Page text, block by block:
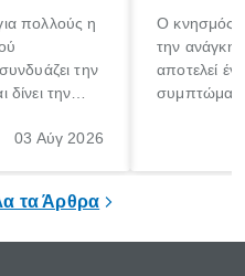
πολλούς η
την
την
μέρες
03 Αύγ 2026
Ο κνησμός
την ανάγκη
αποτελεί
τα Άρθρα